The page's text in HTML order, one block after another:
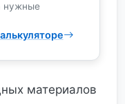
нужные
материалов